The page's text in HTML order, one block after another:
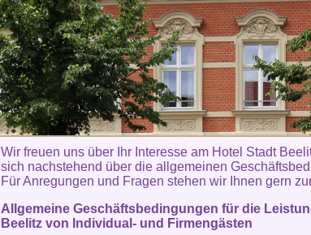
Wir freuen uns über Ihr Interesse am Hotel Stadt
sich nachstehend über die allgemeinen
Für Anregungen und Fragen stehen wir Ihnen gern
Allgemeine Geschäftsbedingungen für die
Beelitz von Individual- und Firmengästen